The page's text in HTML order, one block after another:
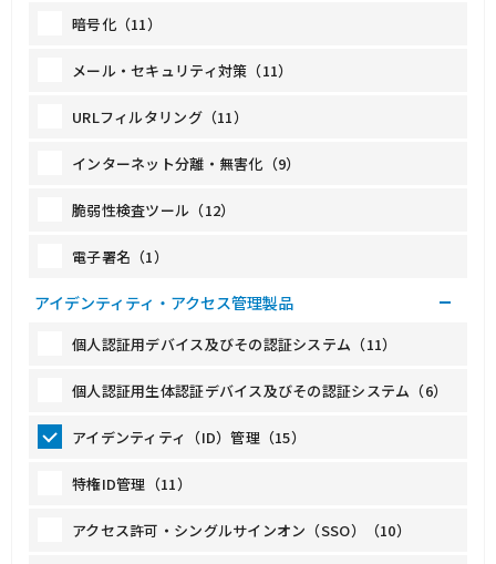
暗号化（11）
メール・セキュリティ対策（11）
URLフィルタリング（11）
インターネット分離・無害化（9）
脆弱性検査ツール（12）
電子署名（1）
アイデンティティ・アクセス管理製品
個人認証用デバイス及びその認証システム（11）
個人認証用生体認証デバイス及びその認証システム（6）
アイデンティティ（ID）管理（15）
特権ID管理（11）
アクセス許可・シングルサインオン（SSO）（10）